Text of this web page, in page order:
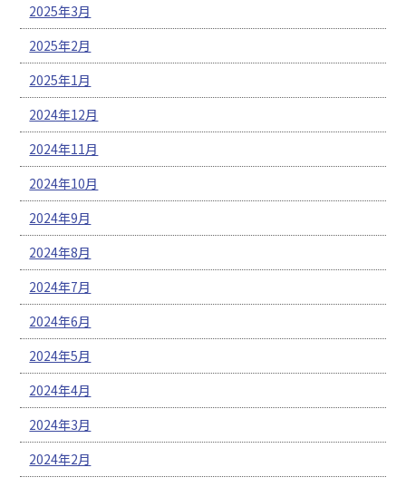
2025年3月
2025年2月
2025年1月
2024年12月
2024年11月
2024年10月
2024年9月
2024年8月
2024年7月
2024年6月
2024年5月
2024年4月
2024年3月
2024年2月